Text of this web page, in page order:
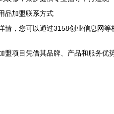
品加盟联系方式
情，您可以通过3158创业信息网
盟项目凭借其品牌、产品和服务优